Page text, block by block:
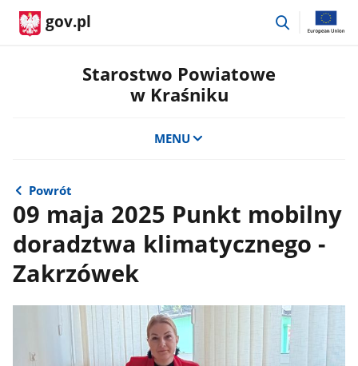
gov.pl
przejdź
Starostwo Powiatowe
w Kraśniku
MENU
Powrót
09 maja 2025 Punkt mobilny
doradztwa klimatycznego -
Zakrzówek